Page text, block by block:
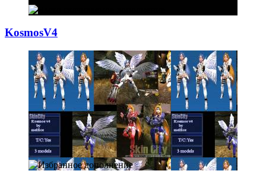
KosmosV4